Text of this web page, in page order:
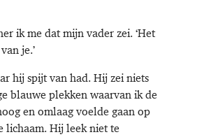
ik me dat mijn vader zei. ‘Het
je.’
hij spijt van had. Hij zei niets
blauwe plekken waarvan ik de
en omlaag voelde gaan op
lichaam. Hij leek niet te